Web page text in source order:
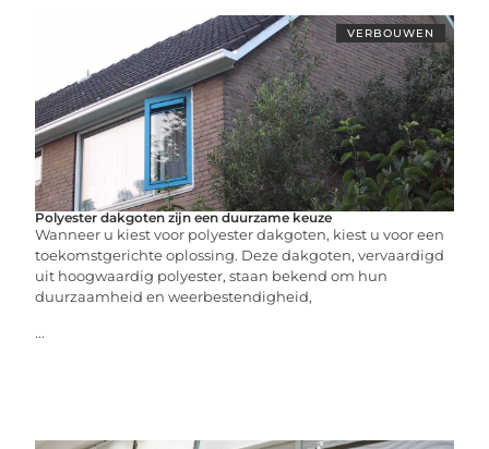
VERBOUWEN
Polyester dakgoten zijn een duurzame keuze
Wanneer u kiest voor polyester dakgoten, kiest u voor een
toekomstgerichte oplossing. Deze dakgoten, vervaardigd
uit hoogwaardig polyester, staan bekend om hun
duurzaamheid en weerbestendigheid,
...